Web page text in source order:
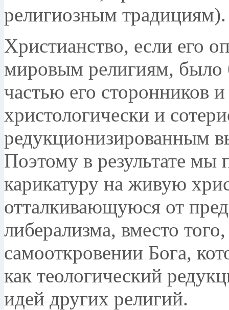
религиозным традициям).
Христианство, если его
мировым религиям,
частью его сторонников
христологически и
редукционизированным
Поэтому в результате
карикатуру на живую
отталкивающуюся от
либерализма, вместо
самооткровении Бога,
как теологический
идей других религий.